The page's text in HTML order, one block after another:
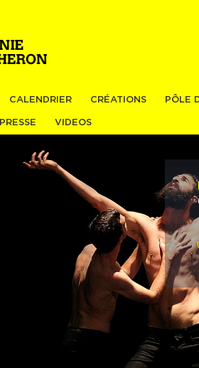
CALENDRIER CRÉATIONS PÔLE
PRESSE VIDEOS